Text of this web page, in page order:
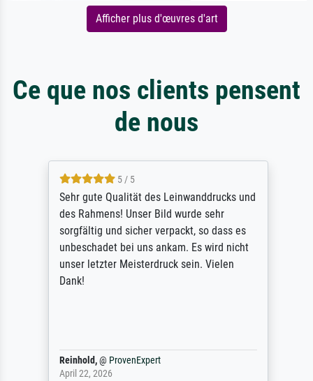
Afficher plus d'œuvres d'art
Ce que nos clients pensent
de nous
5 / 5
Sehr gute Qualität des Leinwanddrucks und
des Rahmens! Unser Bild wurde sehr
sorgfältig und sicher verpackt, so dass es
unbeschadet bei uns ankam. Es wird nicht
unser letzter Meisterdruck sein. Vielen
Dank!
Reinhold,@ ProvenExpert
April 22, 2026